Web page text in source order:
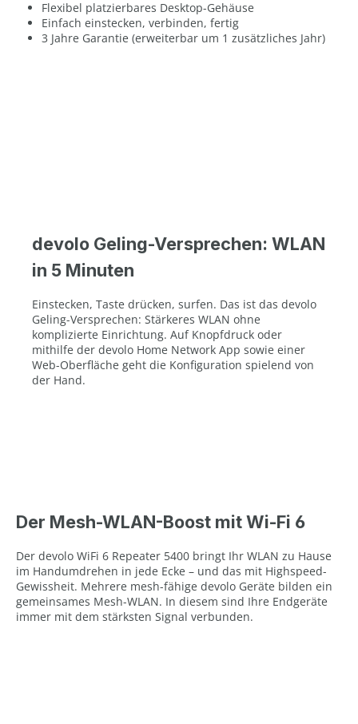
Flexibel platzierbares Desktop-Gehäuse
Einfach einstecken, verbinden, fertig
3 Jahre Garantie (erweiterbar um 1 zusätzliches Jahr)
devolo Geling-Versprechen: WLAN
in 5 Minuten
Einstecken, Taste drücken, surfen. Das ist das devolo
Geling-Versprechen: Stärkeres WLAN ohne
komplizierte Einrichtung. Auf Knopfdruck oder
mithilfe der devolo Home Network App sowie einer
Web-Oberfläche geht die Konfiguration spielend von
der Hand.
Der Mesh-WLAN-Boost mit Wi-Fi 6
Der devolo WiFi 6 Repeater 5400 bringt Ihr WLAN zu Hause
im Handumdrehen in jede Ecke – und das mit Highspeed-
Gewissheit. Mehrere mesh-fähige devolo Geräte bilden ein
gemeinsames Mesh-WLAN. In diesem sind Ihre Endgeräte
immer mit dem stärksten Signal verbunden.